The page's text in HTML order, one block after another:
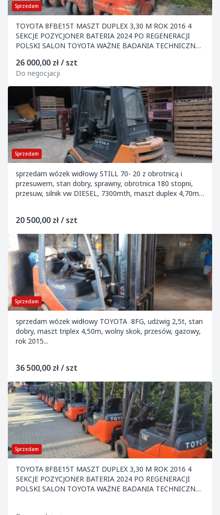
Sprzedam
TOYOTA 8FBE15T MASZT DUPLEX 3,30 M ROK 2016 4
SEKCJE POZYCJONER BATERIA 2024 PO REGENERACJI
POLSKI SALON TOYOTA WAŻNE BADANIA TECHNICZNE
26 000,00 zł / szt
Do negocjacji
Sprzedam
sprzedam wózek widłowy STILL 70- 20 z obrotnicą i
przesuwem, stan dobry, sprawny, obrotnica 180 stopni,
przesuw, silnik vw DIESEL, 7300mth, maszt duplex 4,70m,
20 500,00 zł / szt
Sprzedam
sprzedam wózek widłowy TOYOTA 8FG, udżwig 2,5t, stan
dobry, maszt triplex 4,50m, wolny skok, przesów, gazowy,
rok 2015...
36 500,00 zł / szt
Sprzedam
TOYOTA 8FBE15T MASZT DUPLEX 3,30 M ROK 2016 4
SEKCJE POZYCJONER BATERIA 2024 PO REGENERACJI
POLSKI SALON TOYOTA WAŻNE BADANIA TECHNICZNE